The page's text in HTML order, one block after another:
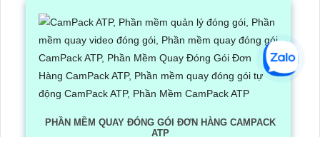
PHẦN MỀM QUAY ĐÓNG GÓI ĐƠN HÀNG CAMPACK
ATP